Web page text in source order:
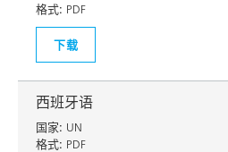
格式: PDF
下载
西班牙语
国家: UN
格式: PDF